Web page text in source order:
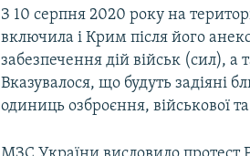
З 10 серпня 2020 року на
включила і Крим після його
забезпечення дій військ (сил), а
Вказувалося, що будуть задіяні
одиниць озброєння, військової